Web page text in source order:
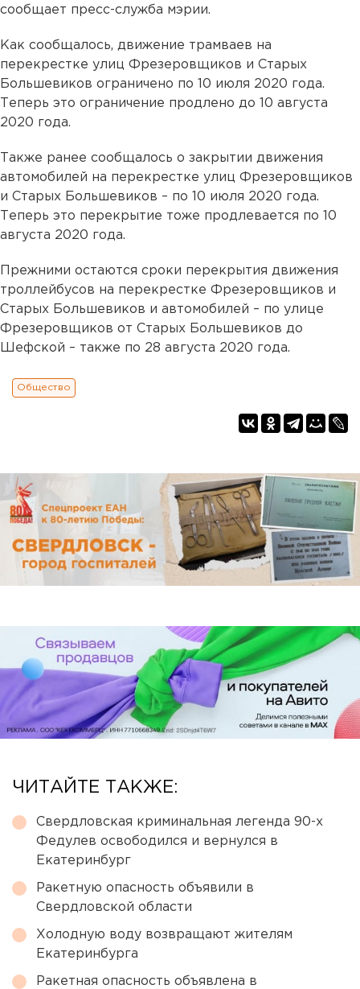
сообщает пресс-служба мэрии.
Как сообщалось, движение трамваев на
перекрестке улиц Фрезеровщиков и Старых
Большевиков ограничено по 10 июля 2020 года.
Теперь это ограничение продлено до 10 августа
2020 года.
Также ранее сообщалось о закрытии движения
автомобилей на перекрестке улиц Фрезеровщиков
и Старых Большевиков – по 10 июля 2020 года.
Теперь это перекрытие тоже продлевается по 10
августа 2020 года.
Прежними остаются сроки перекрытия движения
троллейбусов на перекрестке Фрезеровщиков и
Старых Большевиков и автомобилей – по улице
Фрезеровщиков от Старых Большевиков до
Шефской – также по 28 августа 2020 года.
Общество
ЧИТАЙТЕ ТАКЖЕ:
Свердловская криминальная легенда 90-х
Федулев освободился и вернулся в
Екатеринбург
Ракетную опасность объявили в
Свердловской области
Холодную воду возвращают жителям
Екатеринбурга
Ракетная опасность объявлена в